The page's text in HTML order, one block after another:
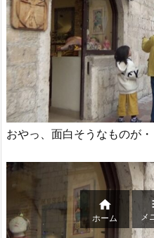
おやっ、面白そうなものが・

ホーム メ